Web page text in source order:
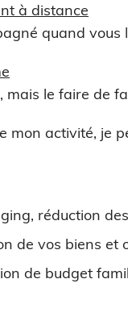
à distance
quand
mais le faire de
mon activité, je
réduction
de vos biens et
de budget